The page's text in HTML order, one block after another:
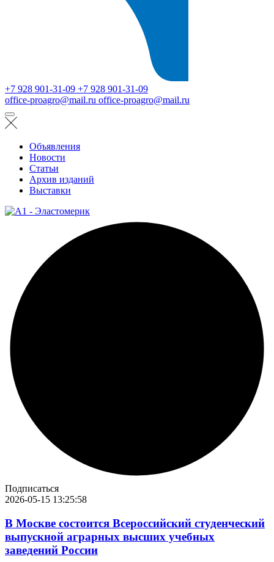
+7 928 901-31-09 +7 928 901-31-09
office-proagro@mail.ru office-proagro@mail.ru
Объявления
Новости
Статьи
Архив изданий
Выставки
Подписаться
2026-05-15 13:25:58
В Москве состоится Всероссийский студенческий
выпускной аграрных высших учебных
заведений России